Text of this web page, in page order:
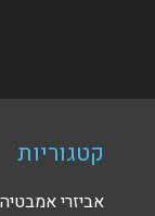
קטגוריות
אביזרי אמבטיה